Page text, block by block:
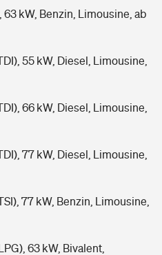
63 kW, Benzin, Limousine, ab
55 kW, Diesel, Limousine,
66 kW, Diesel, Limousine,
77 kW, Diesel, Limousine,
77 kW, Benzin, Limousine,
63 kW, Bivalent,